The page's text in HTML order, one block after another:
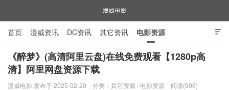
漫威电影

首页 漫威资讯 DC资讯 其它资讯 电影资源
电视剧资源 漫威图片
《醉梦》(高清阿里云盘)在线免费观看【1280p高
清】阿里网盘资源下载
漫威电影 发布于 2025-02-20 分类： 其它资源 / 电影资源 阅读(906)